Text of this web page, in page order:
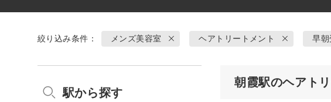
絞り込み条件： メンズ美容室 ヘアトリートメント 早朝
朝霞駅のヘアト
駅から探す